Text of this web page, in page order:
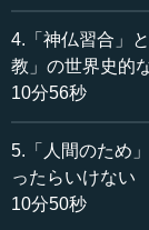
アメリカでなぜ
なのか。要は先
カには非常に熱
じています」「
然違う人たちが
執行 そうですね
4.「神仏習合」
教」の世界史的
10分56秒
5.「人間のため
ったらいけない
10分50秒